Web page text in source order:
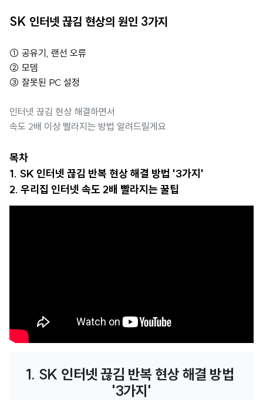
SK 인터넷 끊김 현상의 원인 3가지
① 공유기, 랜선 오류
② 모뎀
③ 잘못된 PC 설정
인터넷 끊김 현상 해결하면서
속도 2배 이상 빨라지는 방법 알려드릴게요.
목차
1. SK 인터넷 끊김 반복 현상 해결 방법 '3가지'
2. 우리집 인터넷 속도 2배 빨라지는 꿀팁
1. SK 인터넷 끊김 반복 현상 해결 방법
'3가지'